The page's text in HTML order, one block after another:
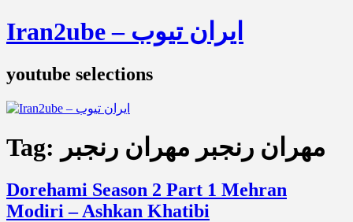
Iran2ube – ایران تیوب
youtube selections
Tag: مهران رنجبر مهران رنجبر
Dorehami Season 2 Part 1 Mehran
Modiri – Ashkan Khatibi